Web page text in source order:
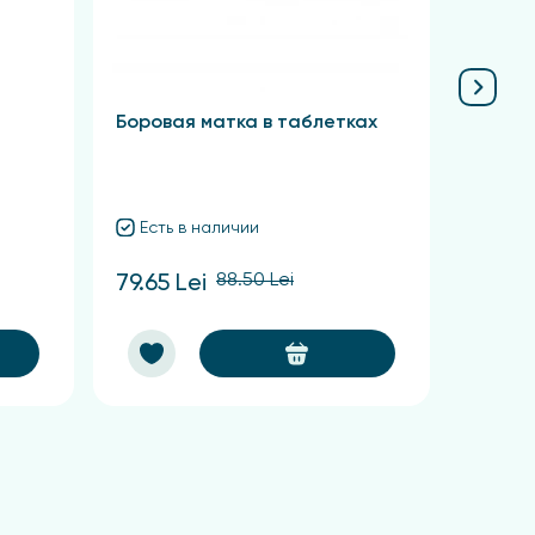
Боровая матка в таблетках
Есть в наличии
79.65 Lei 88.50 Lei